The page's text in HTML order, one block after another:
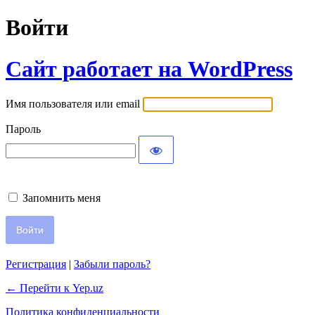
Войти
Сайт работает на WordPress
Имя пользователя или email
Пароль
Запомнить меня
Регистрация | Забыли пароль?
← Перейти к Yep.uz
Политика конфиденциальности